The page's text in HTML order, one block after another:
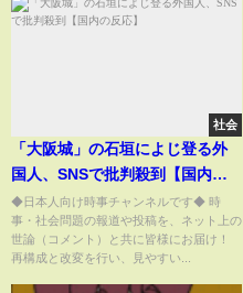
社会
「大阪城」の石垣によじ登る外
国人、SNSで批判殺到【国内の
反応】
◆日本人向け時事チャンネルです◆ 時
事・社会問題の報道や投稿を、ネット上の
世論（コメント）と共に皆様にお届け！
再構成と改変を行い、見やすい...